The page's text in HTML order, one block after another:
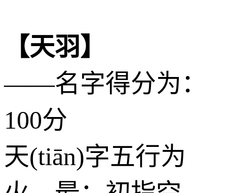
【天羽】
——名字得分为：
100分
天(tiān)字五行为